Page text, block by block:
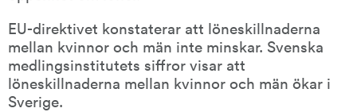
EU-direktivet konstaterar att löneskillnaderna
mellan kvinnor och män inte minskar. Svenska
medlingsinstitutets siffror visar att
löneskillnaderna mellan kvinnor och män ökar i
Sverige.